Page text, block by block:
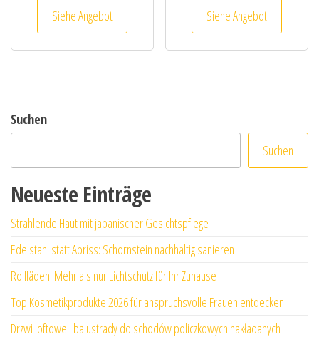
Siehe Angebot Siehe Angebot
Suchen
Suchen
Neueste Einträge
Strahlende Haut mit japanischer Gesichtspflege
Edelstahl statt Abriss: Schornstein nachhaltig sanieren
Rollläden: Mehr als nur Lichtschutz für Ihr Zuhause
Top Kosmetikprodukte 2026 für anspruchsvolle Frauen entdecken
Drzwi loftowe i balustrady do schodów policzkowych nakładanych